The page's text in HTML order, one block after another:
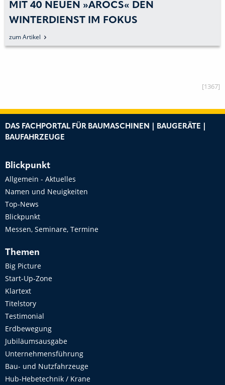
DENNIS KINZELMANN WIRD CEO VON
MERCEDES-BENZ SPECIAL TRUCKS
zum Artikel
[1367]
DAS FACHPORTAL FÜR BAUMASCHINEN | BAUGERÄTE |
BAUFAHRZEUGE
Blickpunkt
Allgemein - Aktuelles
Namen und Neuigkeiten
Top-News
Blickpunkt
Messen, Seminare, Termine
Themen
Big Picture
Start-Up-Zone
Klartext
Titelstory
Testimonial
Erdbewegung
Jubiläumsausgabe
Unternehmensführung
Bau- und Nutzfahrzeuge
Hub-Hebetechnik / Krane